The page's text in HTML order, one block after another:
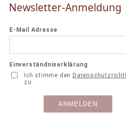
Newsletter-Anmeldung